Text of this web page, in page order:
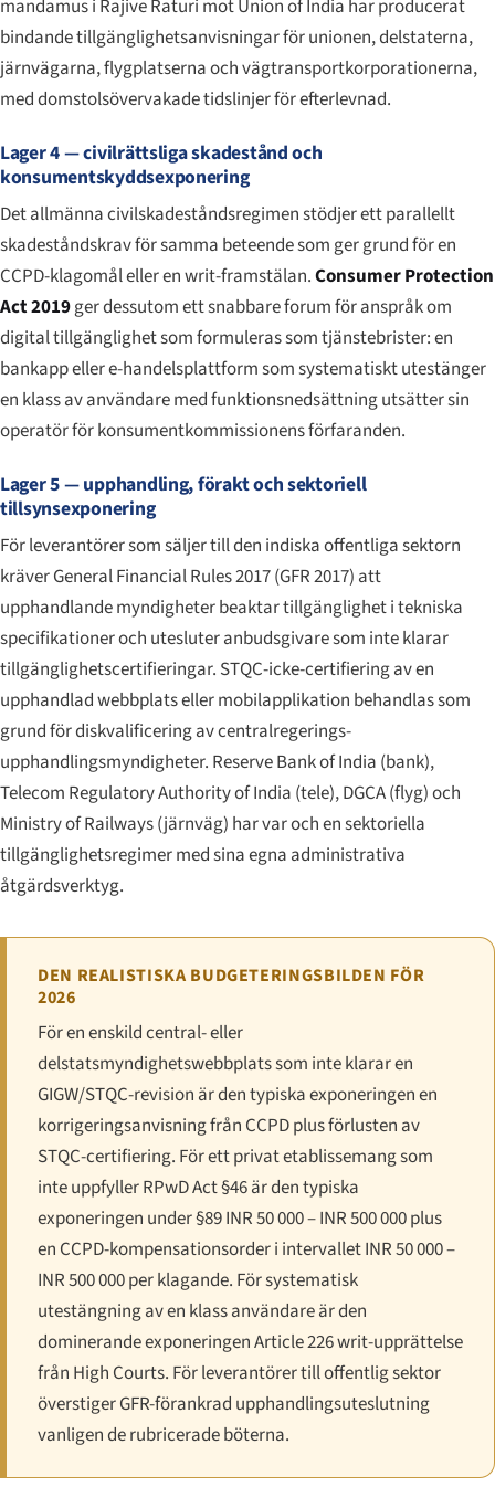
mandamus i Rajive Raturi mot Union of India har producerat
bindande tillgänglighetsanvisningar för unionen, delstaterna,
järnvägarna, flygplatserna och vägtransportkorporationerna,
med domstolsövervakade tidslinjer för efterlevnad.
Lager 4 — civilrättsliga skadestånd och
konsumentskyddsexponering
Det allmänna civilskadeståndsregimen stödjer ett parallellt
skadeståndskrav för samma beteende som ger grund för en
CCPD-klagomål eller en writ-framstälan.Consumer Protection
Act 2019ger dessutom ett snabbare forum för anspråk om
digital tillgänglighet som formuleras som tjänstebrister: en
bankapp eller e-handelsplattform som systematiskt utestänger
en klass av användare med funktionsnedsättning utsätter sin
operatör för konsumentkommissionens förfaranden.
Lager 5 — upphandling, förakt och sektoriell
tillsynsexponering
För leverantörer som säljer till den indiska offentliga sektorn
kräver General Financial Rules 2017 (GFR 2017) att
upphandlande myndigheter beaktar tillgänglighet i tekniska
specifikationer och utesluter anbudsgivare som inte klarar
tillgänglighetscertifieringar. STQC-icke-certifiering av en
upphandlad webbplats eller mobilapplikation behandlas som
grund för diskvalificering av centralregerings-
upphandlingsmyndigheter. Reserve Bank of India (bank),
Telecom Regulatory Authority of India (tele), DGCA (flyg) och
Ministry of Railways (järnväg) har var och en sektoriella
tillgänglighetsregimer med sina egna administrativa
åtgärdsverktyg.
DEN REALISTISKA BUDGETERINGSBILDEN FÖR
2026
För en enskild central- eller
delstatsmyndighetswebbplats som inte klarar en
GIGW/STQC-revision är den typiska exponeringen en
korrigeringsanvisning från CCPD plus förlusten av
STQC-certifiering. För ett privat etablissemang som
inte uppfyller RPwD Act §46 är den typiska
exponeringen under §89 INR 50 000 – INR 500 000 plus
en CCPD-kompensationsorder i intervallet INR 50 000 –
INR 500 000 per klagande. För systematisk
utestängning av en klass användare är den
dominerande exponeringen Article 226 writ-upprättelse
från High Courts. För leverantörer till offentlig sektor
överstiger GFR-förankrad upphandlingsuteslutning
vanligen de rubricerade böterna.